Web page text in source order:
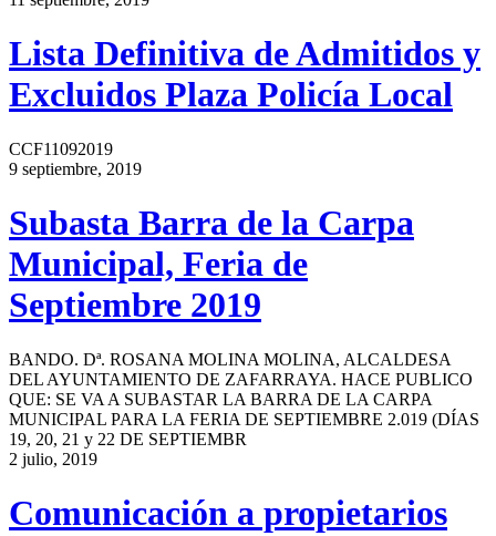
Lista Definitiva de Admitidos y
Excluidos Plaza Policía Local
CCF11092019
9 septiembre, 2019
Subasta Barra de la Carpa
Municipal, Feria de
Septiembre 2019
BANDO. Dª. ROSANA MOLINA MOLINA, ALCALDESA
DEL AYUNTAMIENTO DE ZAFARRAYA. HACE PUBLICO
QUE: SE VA A SUBASTAR LA BARRA DE LA CARPA
MUNICIPAL PARA LA FERIA DE SEPTIEMBRE 2.019 (DÍAS
19, 20, 21 y 22 DE SEPTIEMBR
2 julio, 2019
Comunicación a propietarios